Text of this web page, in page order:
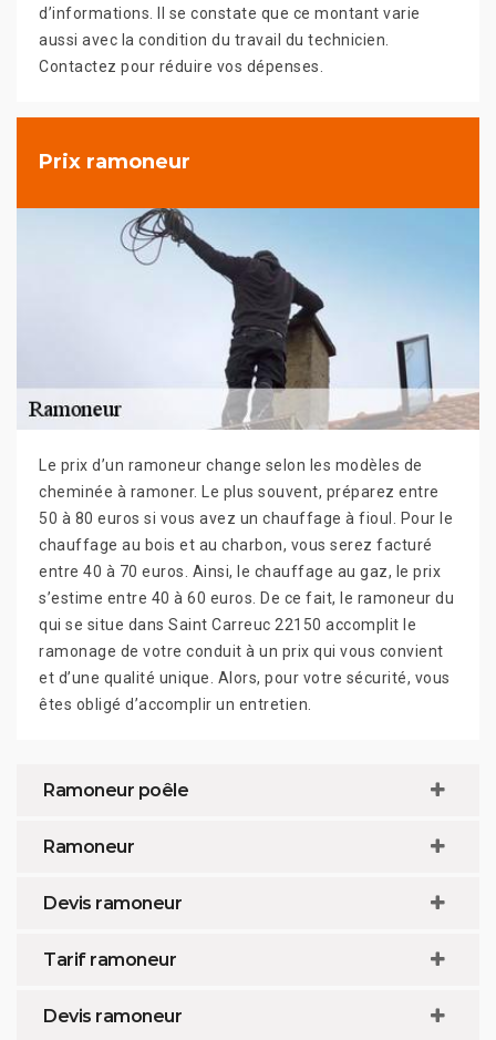
d’informations. Il se constate que ce montant varie
aussi avec la condition du travail du technicien.
Contactez pour réduire vos dépenses.
Prix ramoneur
Le prix d’un ramoneur change selon les modèles de
cheminée à ramoner. Le plus souvent, préparez entre
50 à 80 euros si vous avez un chauffage à fioul. Pour le
chauffage au bois et au charbon, vous serez facturé
entre 40 à 70 euros. Ainsi, le chauffage au gaz, le prix
s’estime entre 40 à 60 euros. De ce fait, le ramoneur du
qui se situe dans Saint Carreuc 22150 accomplit le
ramonage de votre conduit à un prix qui vous convient
et d’une qualité unique. Alors, pour votre sécurité, vous
êtes obligé d’accomplir un entretien.
Ramoneur poêle
Ramoneur
Devis ramoneur
Tarif ramoneur
Devis ramoneur